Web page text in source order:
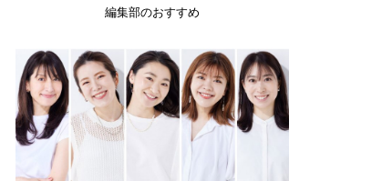
編集部のおすすめ